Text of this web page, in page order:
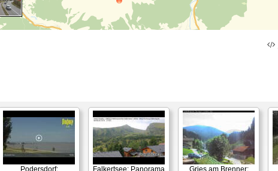
Podersdorf:
Falkertsee: Panorama
Gries am Brenner: